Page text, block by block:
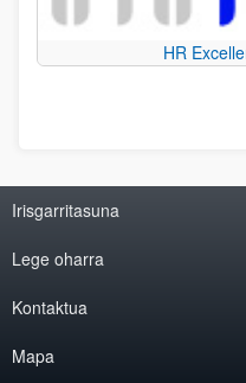
HR
Irisgarritasuna
Lege oharra
Kontaktua
Mapa